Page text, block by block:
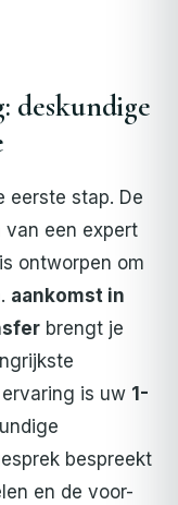
deskundige
eerste stap. De
een expert
ontworpen om
aankomst in
brengt je
is uw 1-
bespreekt
en de voor-